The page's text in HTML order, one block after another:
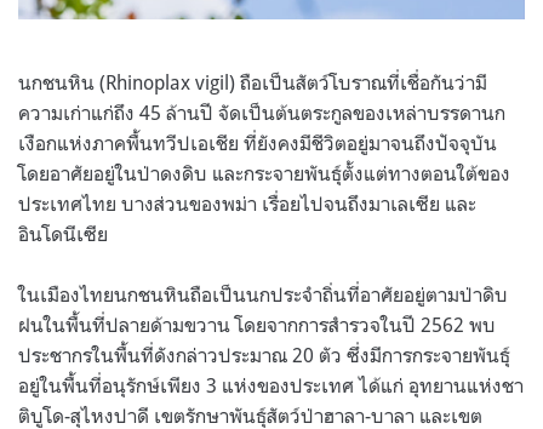
นกชนหิน (Rhinoplax vigil) ถือเป็นสัตว์โบราณที่เชื่อกันว่ามี
ความเก่าแก่ถึง 45 ล้านปี จัดเป็นต้นตระกูลของเหล่าบรรดานก
เงือกแห่งภาคพื้นทวีปเอเชีย ที่ยังคงมีชีวิตอยู่มาจนถึงปัจจุบัน
โดยอาศัยอยู่ในป่าดงดิบ และกระจายพันธุ์ตั้งแต่ทางตอนใต้ของ
ประเทศไทย บางส่วนของพม่า เรื่อยไปจนถึงมาเลเซีย และ
อินโดนีเซีย
ในเมืองไทยนกชนหินถือเป็นนกประจำถิ่นที่อาศัยอยู่ตามป่าดิบ
ฝนในพื้นที่ปลายด้ามขวาน โดยจากการสำรวจในปี 2562 พบ
ประชากรในพื้นที่ดังกล่าวประมาณ 20 ตัว ซึ่งมีการกระจายพันธุ์
อยู่ในพื้นที่อนุรักษ์เพียง 3 แห่งของประเทศ ได้แก่ อุทยานแห่งชา
ติบูโด-สุไหงปาดี เขตรักษาพันธุ์สัตว์ป่าฮาลา-บาลา และเขต